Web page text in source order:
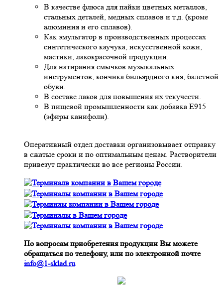
В качестве флюса для пайки цветных металлов,
стальных деталей, медных сплавов и т.д. (кроме
алюминия и его сплавов).
Как эмульгатор в производственных процессах
синтетического каучука, искусственной кожи,
мастики, лакокрасочной продукции.
Для натирания смычков музыкальных
инструментов, кончика бильярдного кия, балетной
обуви.
В составе лаков для повышения их текучести.
В пищевой промышленности как добавка Е915
(эфиры канифоли).
Оперативный отдел доставки организовывает отправку
в сжатые сроки и по оптимальным ценам. Растворители
привезут практически во все регионы России.
По вопросам приобретения продукции Вы можете
обращаться по телефону, или по электронной почте
info@1-sklad.ru